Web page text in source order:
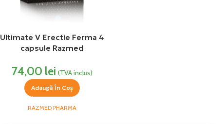
Ultimate V Erectie Ferma 4
capsule Razmed
74,00 lei (TVA inclus)
Adaugă În Coș
RAZMED PHARMA